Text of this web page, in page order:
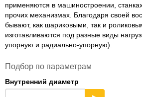
применяются в машиностроении,
прочих механизмах. Благодаря своей
бывают, как шариковыми, так и
изготавливаются под разные виды
упорную и радиально-упорную).
Подбор по параметрам
Внутренний диаметр